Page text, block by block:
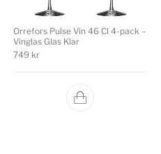
Orrefors Pulse Vin 46 Cl 4-pack –
Vinglas Glas Klar
749 kr